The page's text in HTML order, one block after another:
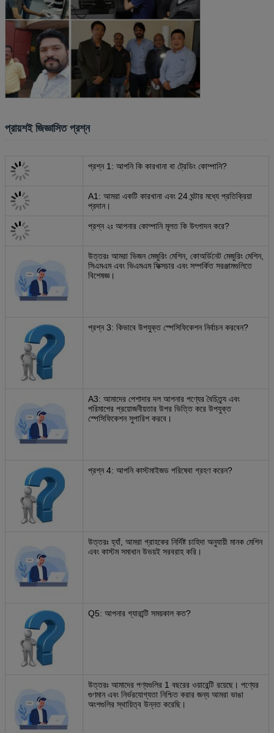
প্রায়শই জিজ্ঞাসিত প্রশ্ন
প্রশ্ন 1: আপনি কি কারখানা বা ট্রেডিং কোম্পানি?
A1: আমরা একটি কারখানা এবং 24 ঘন্টার মধ্যে প্রতিক্রিয়া
প্রদান।
প্রশ্ন ২ঃ আপনার কোম্পানি মূলত কি উৎপাদন করে?
উত্তরঃ আমরা ভিজন মেজুরিং মেশিন, কোঅর্ডিনেট মেজুরিং মেশিন,
সিএমএম এবং ভিএমএম ফিক্সচার এবং সম্পর্কিত সরঞ্জামগুলিতে
বিশেষজ্ঞ।
প্রশ্ন 3: কিভাবে উপযুক্ত স্পেসিফিকেশন নির্বাচন করবেন?
A3: আমাদের পেশাদার দল আপনার পণ্যের বৈচিত্র্য এবং
পরিমাপের প্রয়োজনীয়তার উপর ভিত্তি করে উপযুক্ত
স্পেসিফিকেশন সুপারিশ করবে।
প্রশ্ন 4: আপনি কাস্টমাইজড পরিষেবা গ্রহণ করেন?
উত্তরঃ হ্যাঁ, আমরা গ্রাহকের নির্দিষ্ট চাহিদা অনুযায়ী মানক মেশিন
এবং কাস্টম সমাধান উভয়ই সরবরাহ করি।
Q5: আপনার গ্যারান্টি সময়কাল কত?
উত্তরঃ আমাদের পণ্যগুলির 1 বছরের ওয়ারেন্টি রয়েছে। পণ্যের
গুণমান এবং নির্ভরযোগ্যতা নিশ্চিত করার জন্য আমরা ভাঙা
অংশগুলির স্থায়িত্ব উন্নত করেছি।